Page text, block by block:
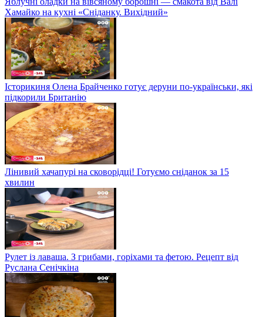
Хамайко на кухні «Сніданку. Вихідний»
Історикиня Олена Брайченко готує деруни по-українськи, які
підкорили Британію
Лінивий хачапурі на сковорідці! Готуємо сніданок за 15
хвилин
Рулет із лаваша. З грибами, горіхами та фетою. Рецепт від
Руслана Сенічкіна